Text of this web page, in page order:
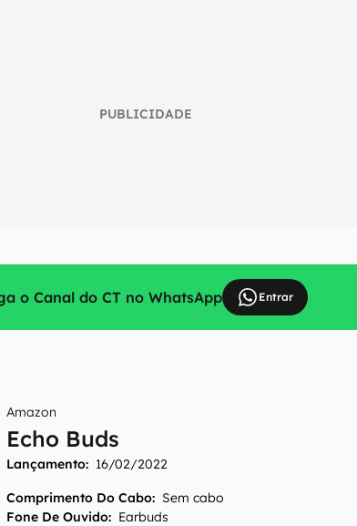
PUBLICIDADE
o Canal do CT no WhatsApp Entrar
Amazon
Echo Buds
Lançamento: 16/02/2022
Comprimento Do Cabo: Sem cabo
Fone De Ouvido: Earbuds